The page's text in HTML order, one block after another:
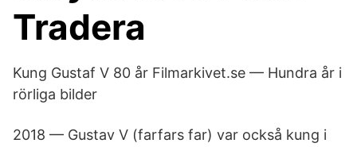
Tradera
Kung Gustaf V 80 år Filmarkivet.se — Hundra år i
rörliga bilder
2018 — Gustav V (farfars far) var också kung i